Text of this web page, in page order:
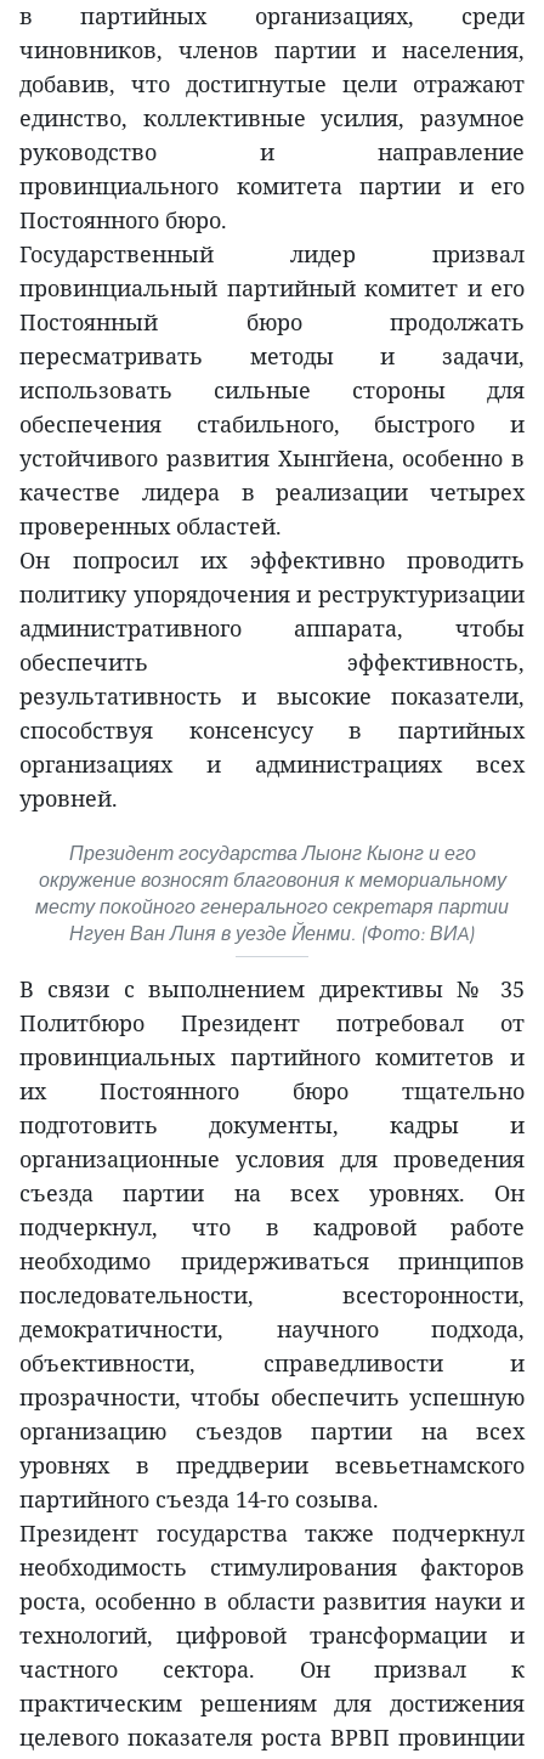
в партийных организациях, среди
чиновников, членов партии и населения,
добавив, что достигнутые цели отражают
единство, коллективные усилия, разумное
руководство и направление
провинциального комитета партии и его
Постоянного бюро.
Государственный лидер призвал
провинциальный партийный комитет и его
Постоянный бюро продолжать
пересматривать методы и задачи,
использовать сильные стороны для
обеспечения стабильного, быстрого и
устойчивого развития Хынгйена, особенно в
качестве лидера в реализации четырех
проверенных областей.
Он попросил их эффективно проводить
политику упорядочения и реструктуризации
административного аппарата, чтобы
обеспечить эффективность,
результативность и высокие показатели,
способствуя консенсусу в партийных
организациях и администрациях всех
уровней.
Президент государства Лыонг Кыонг и его
окружение возносят благовония к мемориальному
месту покойного генерального секретаря партии
Нгуен Ван Линя в уезде Йенми. (Фото: ВИA)
В связи с выполнением директивы № 35
Политбюро Президент потребовал от
провинциальных партийного комитетов и
их Постоянного бюро тщательно
подготовить документы, кадры и
организационные условия для проведения
съезда партии на всех уровнях. Он
подчеркнул, что в кадровой работе
необходимо придерживаться принципов
последовательности, всесторонности,
демократичности, научного подхода,
объективности, справедливости и
прозрачности, чтобы обеспечить успешную
организацию съездов партии на всех
уровнях в преддверии всевьетнамского
партийного съезда 14-го созыва.
Президент государства также подчеркнул
необходимость стимулирования факторов
роста, особенно в области развития науки и
технологий, цифровой трансформации и
частного сектора. Он призвал к
практическим решениям для достижения
целевого показателя роста ВРВП провинции